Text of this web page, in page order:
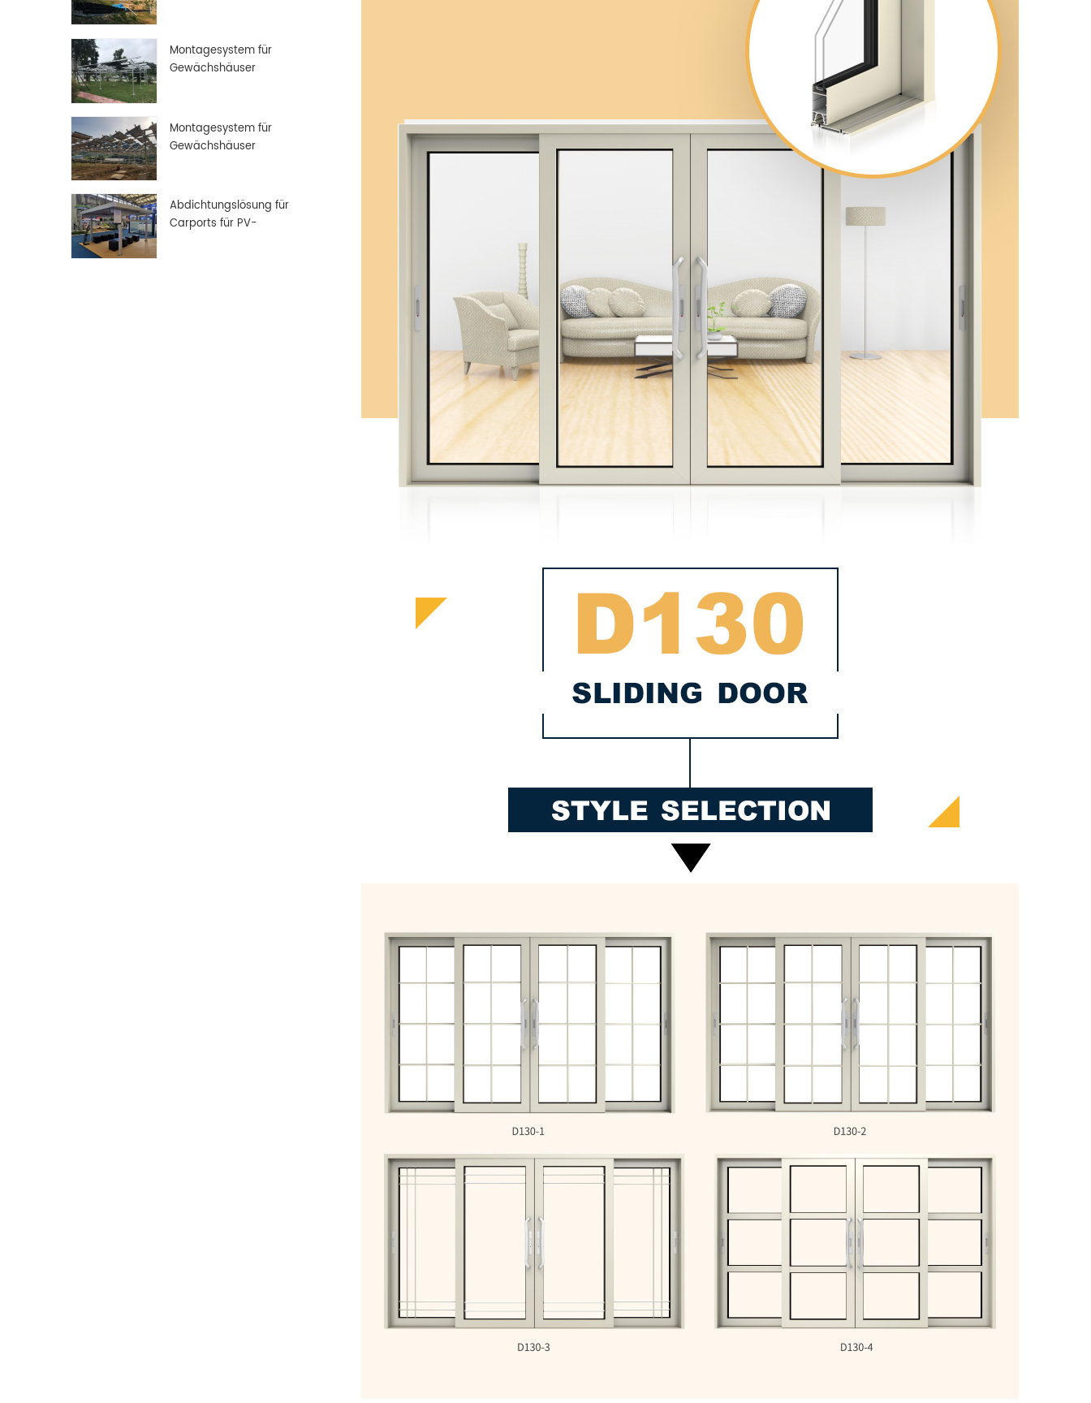
Montagesystem für
Gewächshäuser
Montagesystem für
Gewächshäuser
Abdichtungslösung für
Carports für PV-